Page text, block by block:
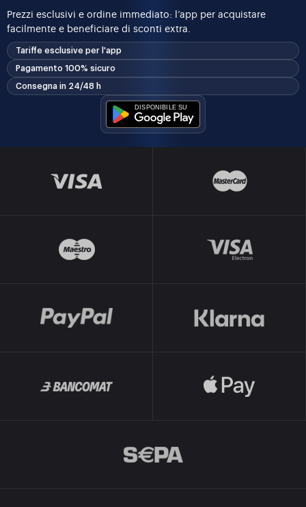
Prezzi esclusivi e ordine immediato: l’app per acquistare
facilmente e beneficiare di sconti extra.
Tariffe esclusive per l'app
Pagamento 100% sicuro
Consegna in 24/48 h